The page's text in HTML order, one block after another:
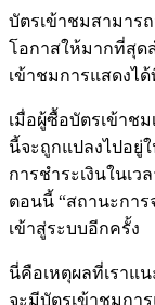
บัตรเข้าชมสามาร
โอกาสให้มากที่สุด
เข้าชมการแสดงไ
เมื่อผู้ซื้อบัตรเข้าชม
นี้จะถูกแปลงไปอยู่
การชําระเงินในเ
ตอนนี้ “สถานะการ
เข้าสู่ระบบอีกครั้ง
นี่คือเหตุผลที่เราแ
จะมีบัตรเข้าชมกา